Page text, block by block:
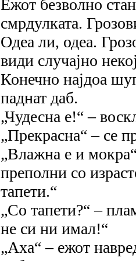
Ежот безволно
смрдулката.
Одеа ли, одеа.
види случајно
Конечно најдоа
паднат даб.
„Чудесна е!“ –
„Прекрасна“ – се
„Влажна е и
преполни со
тапети.“
„Со тапети?“ –
не си ни имал!“
„Аха“ – ежот